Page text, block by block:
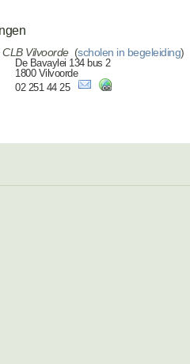
Vilvoorde(scholen in begeleiding)
De Bavaylei 134 bus 2
1800 Vilvoorde
02 251 44 25